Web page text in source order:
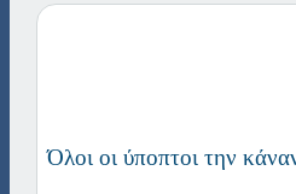
Όλοι οι ύποπτοι την